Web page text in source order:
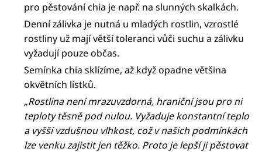
pro pěstování chia je např. na slunných skalkách.
Denní zálivka je nutná u mladých rostlin, vzrostlé
rostliny už mají větší toleranci vůči suchu a zálivku
vyžadují pouze občas.
Semínka chia sklízíme, až když opadne většina
okvětních lístků.
„Rostlina není mrazuvzdorná, hraniční jsou pro ni
teploty těsně pod nulou. Vyžaduje konstantní teplo
a vyšší vzdušnou vlhkost, což v našich podmínkách
lze venku zajistit jen těžko. Proto je lepší ji pěstovat